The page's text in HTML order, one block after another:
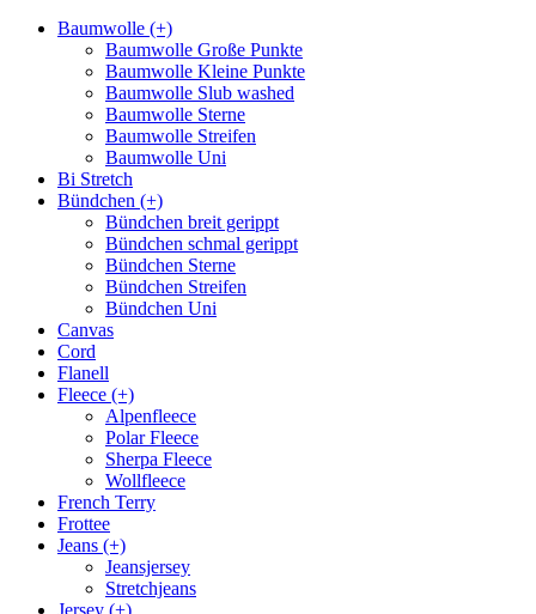
Baumwolle (+)
Baumwolle Große Punkte
Baumwolle Kleine Punkte
Baumwolle Slub washed
Baumwolle Sterne
Baumwolle Streifen
Baumwolle Uni
Bi Stretch
Bündchen (+)
Bündchen breit gerippt
Bündchen schmal gerippt
Bündchen Sterne
Bündchen Streifen
Bündchen Uni
Canvas
Cord
Flanell
Fleece (+)
Alpenfleece
Polar Fleece
Sherpa Fleece
Wollfleece
French Terry
Frottee
Jeans (+)
Jeansjersey
Stretchjeans
Jersey (+)